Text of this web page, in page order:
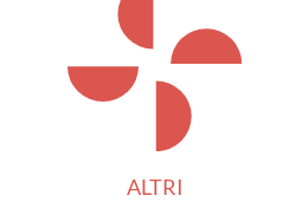
ALTRI